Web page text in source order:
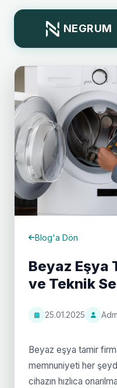
NEGRUM
Blog'a Dön
Beyaz Eşya
ve Teknik
25.01.2025
Beyaz eşya tamir
memnuniyeti her
cihazın hızlıca